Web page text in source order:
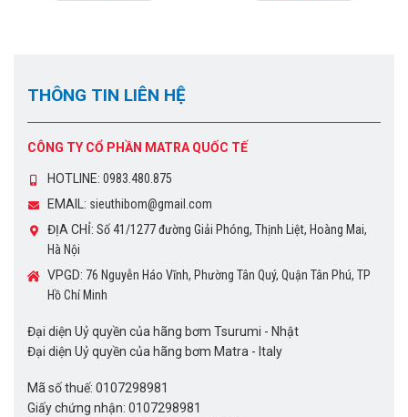
Tsurumi , Quý khách vui lòng liên hệ với chúng tôi:
Thông tin liên hệ mua hàng:
CÔNG TY CỔ PHẦN MATRA QUỐC TẾ
Đại diện Uỷ quyền của hãng bơm Matra – Italy
Mobile: 0983.480.875
THÔNG TIN LIÊN HỆ
CÔNG TY CỔ PHẦN MATRA QUỐC TẾ
HOTLINE: 0983.480.875
EMAIL: sieuthibom@gmail.com
ĐỊA CHỈ: Số 41/1277 đường Giải Phóng, Thịnh Liệt, Hoàng Mai,
Hà Nội
VPGD: 76 Nguyễn Háo Vĩnh, Phường Tân Quý, Quận Tân Phú, TP
Hồ Chí Minh
Đại diện Uỷ quyền của hãng bơm Tsurumi - Nhật
Đại diện Uỷ quyền của hãng bơm Matra - Italy
Mã số thuế: 0107298981
Giấy chứng nhận: 0107298981